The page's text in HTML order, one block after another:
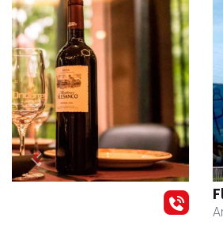
- Hezkuntza
Previous